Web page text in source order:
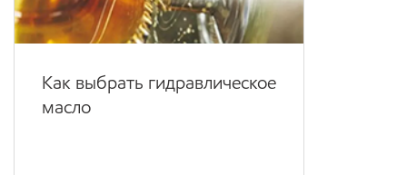
Как выбрать гидравлическое
масло